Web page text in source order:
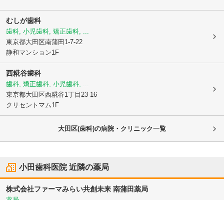
むしが歯科
歯科, 小児歯科, 矯正歯科, ...
東京都大田区南蒲田1-7-22
静和マンション1F
西糀谷歯科
歯科, 矯正歯科, 小児歯科, ...
東京都大田区西糀谷1丁目23-16
クリセントマム1F
大田区(歯科)の病院・クリニック一覧
小田歯科医院近隣の薬局
株式会社ファーマみらい共創未来 南蒲田薬局